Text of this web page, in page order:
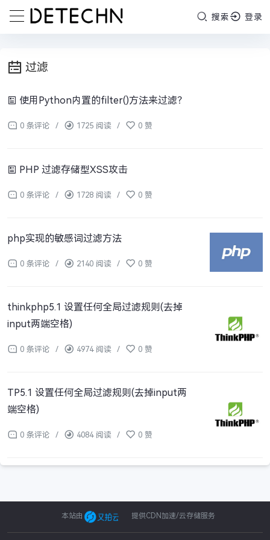
搜索 登录
过滤
使用Python内置的filter()方法来过滤？
0 条评论 / 1725 阅读 / 0 赞
PHP 过滤存储型XSS攻击
0 条评论 / 1728 阅读 / 0 赞
php实现的敏感词过滤方法
0 条评论 / 2140 阅读 / 0 赞
thinkphp5.1 设置任何全局过滤规则(去掉
input两端空格)
0 条评论 / 4974 阅读 / 0 赞
TP5.1 设置任何全局过滤规则(去掉input两
端空格)
0 条评论 / 4084 阅读 / 0 赞
本站由 提供CDN加速/云存储服务